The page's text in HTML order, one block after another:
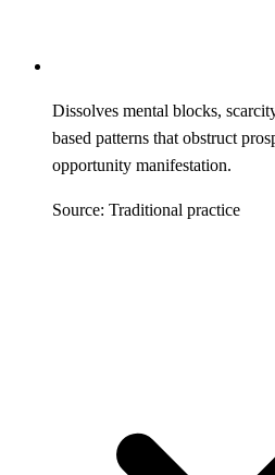
Dissolves mental blocks,
based patterns that obstruct
opportunity manifestation.
Source: Traditional practice